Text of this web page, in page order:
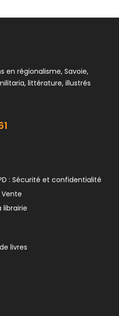
en régionalisme, Savoie,
littérature, illustrés
: Sécurité et confidentialité
livres